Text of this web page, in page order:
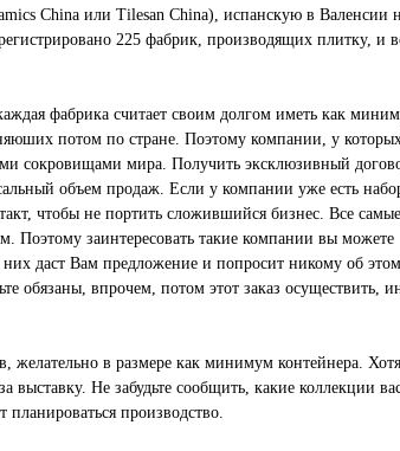
China или Tilesan China), испанскую в Валенсии
225 фабрик, производящих плитку, и
фабрика считает своим долгом иметь как
потом по стране. Поэтому компании, у
сокровищами мира. Получить эксклюзивный
объем продаж. Если у компании уже есть
чтобы не портить сложившийся бизнес. Все самые
Поэтому заинтересовать такие компании вы можете
даст Вам предложение и попросит никому об
обязаны, впрочем, потом этот заказ осуществить,
желательно в размере как минимум контейнера.
Не забудьте сообщить, какие коллекции
производство.